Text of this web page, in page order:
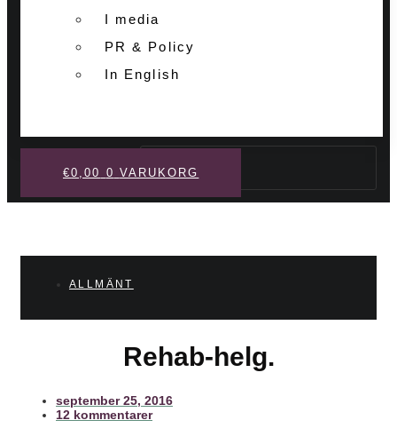
I media
PR & Policy
In English
Sök
€0,00 0 VARUKORG
ALLMÄNT
Rehab-helg.
september 25, 2016
12 kommentarer